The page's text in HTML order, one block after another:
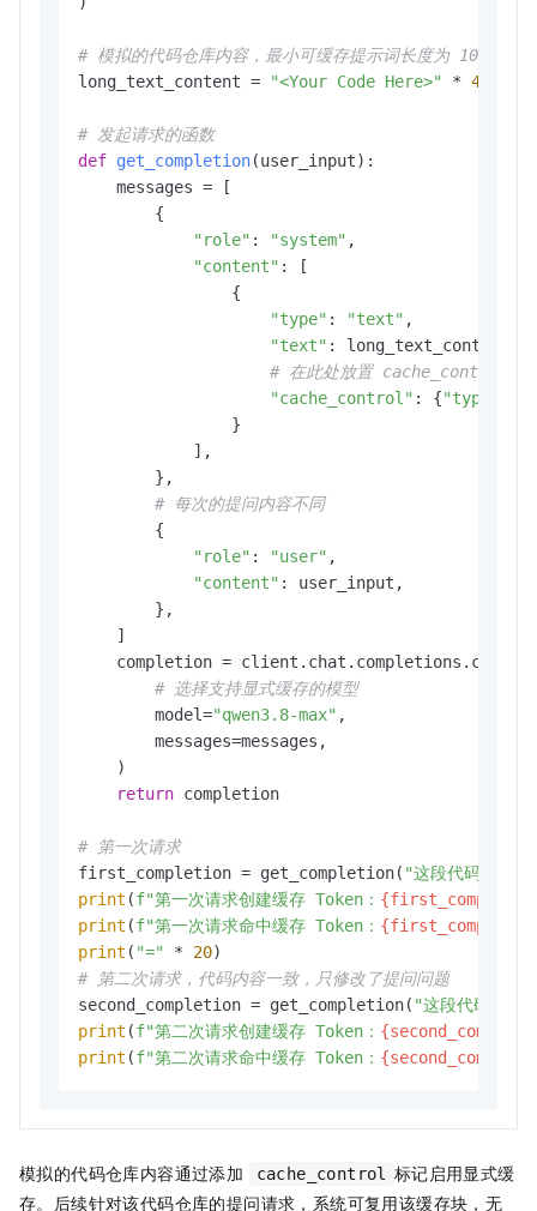
# 模拟的代码仓库内容，最小可缓存提示词长度为 1024
long_text_content =
"<Your Code Here>" * 400
# 发起请求的函数
def get_completion(user_input):
    messages = [
        {
"role" : "system" ,
"content" : [
                {
"type" : "text" ,
"text" : long_text_content,
# 在此处放置 cache_control 标
"cache_control" : {"type"
                }
            ],
        },
# 每次的提问内容不同
        {
"role" : "user" ,
"content" : user_input,
        },
    ]
    completion = client.chat.completions.create(
# 选择支持显式缓存的模型
        model=
"qwen3.8-max" ,
        messages=messages,
    )
return completion
# 第一次请求
first_completion = get_completion( "这段代码的内
print (f"第一次请求创建缓存 Token：
print (f"第一次请求命中缓存 Token：
print ( "=" * 20
# 第二次请求，代码内容一致，只修改了提问问题
second_completion = get_completion( "这段代码可以
print (f"第二次请求创建缓存 Token：
print (f"第二次请求命中缓存 Token：
模拟的代码仓库内容通过添加 cache_control 标记启用显式缓
存。后续针对该代码仓库的提问请求，系统可复用该缓存块，无